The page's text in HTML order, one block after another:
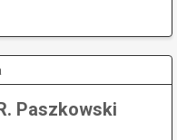
Paszkowski